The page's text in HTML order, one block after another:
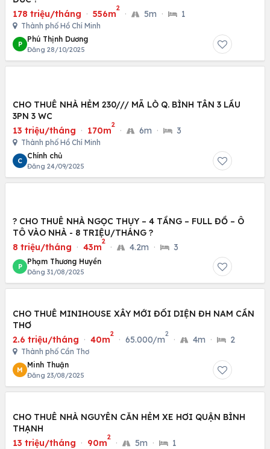
178 triệu/tháng · 556m
2
· 5m · 1
Thành phố Hồ Chí Minh
P
Phú Thịnh Dương
Đăng 28/10/2025
CHO THUÊ NHÀ HẺM 230/// MÃ LÒ Q. BÌNH TÂN 3 LẦU
3PN 3 WC
13 triệu/tháng · 170m
2
· 6m · 3
Thành phố Hồ Chí Minh
C
Chính chủ
Đăng 24/09/2025
? CHO THUÊ NHÀ NGỌC THỤY – 4 TẦNG – FULL ĐỒ – Ô
TÔ VÀO NHÀ - 8 TRIỆU/THÁNG ?
8 triệu/tháng · 43m
2
· 4.2m · 3
P
Phạm Thương Huyền
Đăng 31/08/2025
CHO THUÊ MINIHOUSE XÂY MỚI ĐỐI DIỆN ĐH NAM CẦN
THƠ
2.6 triệu/tháng · 40m
2
· 65.000/m
2
· 4m · 2
Thành phố Cần Thơ
M
Minh Thuận
Đăng 23/08/2025
CHO THUÊ NHÀ NGUYÊN CĂN HẺM XE HƠI QUẬN BÌNH
THẠNH
13 triệu/tháng · 90m
2
· 5m · 1